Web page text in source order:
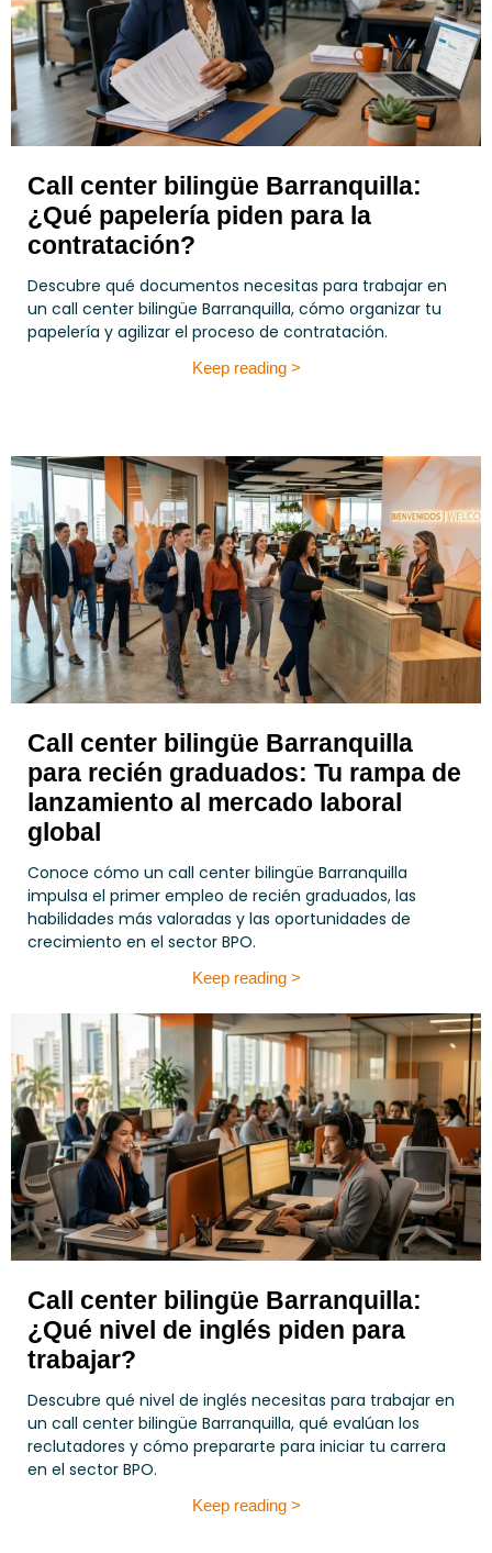
Call center bilingüe Barranquilla:
¿Qué papelería piden para la
contratación?
Descubre qué documentos necesitas para trabajar en
un call center bilingüe Barranquilla, cómo organizar tu
papelería y agilizar el proceso de contratación.
Keep reading >
Call center bilingüe Barranquilla
para recién graduados: Tu rampa de
lanzamiento al mercado laboral
global
Conoce cómo un call center bilingüe Barranquilla
impulsa el primer empleo de recién graduados, las
habilidades más valoradas y las oportunidades de
crecimiento en el sector BPO.
Keep reading >
Call center bilingüe Barranquilla:
¿Qué nivel de inglés piden para
trabajar?
Descubre qué nivel de inglés necesitas para trabajar en
un call center bilingüe Barranquilla, qué evalúan los
reclutadores y cómo prepararte para iniciar tu carrera
en el sector BPO.
Keep reading >